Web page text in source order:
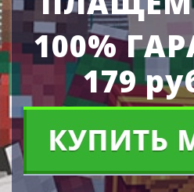
100%
179